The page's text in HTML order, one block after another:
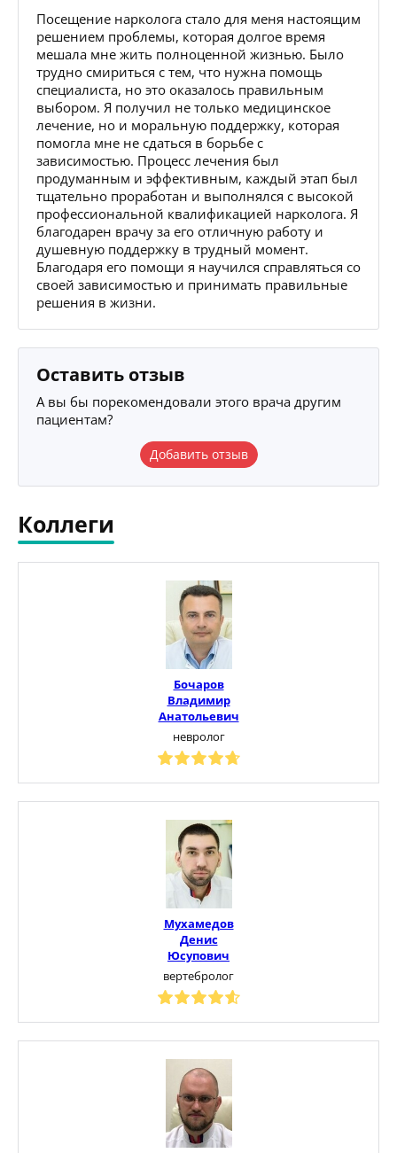
Посещение нарколога стало для меня настоящим
решением проблемы, которая долгое время
мешала мне жить полноценной жизнью. Было
трудно смириться с тем, что нужна помощь
специалиста, но это оказалось правильным
выбором. Я получил не только медицинское
лечение, но и моральную поддержку, которая
помогла мне не сдаться в борьбе с
зависимостью. Процесс лечения был
продуманным и эффективным, каждый этап был
тщательно проработан и выполнялся с высокой
профессиональной квалификацией нарколога. Я
благодарен врачу за его отличную работу и
душевную поддержку в трудный момент.
Благодаря его помощи я научился справляться со
своей зависимостью и принимать правильные
решения в жизни.
Оставить отзыв
А вы бы порекомендовали этого врача другим
пациентам?
Добавить отзыв
Коллеги
Бочаров
Владимир
Анатольевич
невролог
Мухамедов
Денис
Юсупович
вертебролог